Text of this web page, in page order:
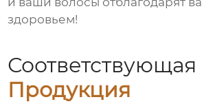
здоровьем!
Соответствующая
Продукция